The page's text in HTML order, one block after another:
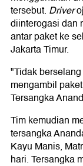
tersebut. Driver
diinterogasi dan
antar paket ke
Jakarta Timur.
"Tidak
mengambil
Tersangka
Tim kemudian
tersangka
Kayu Manis,
hari. Tersangka